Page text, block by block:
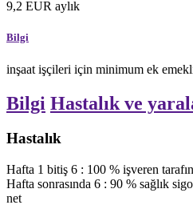
9,2 EUR aylık
Bilgi
inşaat işçileri için minimum ek
Bilgi Hastalık ve
Hastalık
Hafta 1 bitiş 6 : 100 % işveren
Hafta sonrasında 6 : 90 % sağlık
net